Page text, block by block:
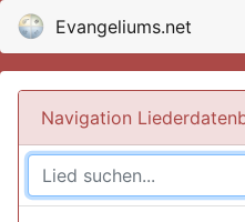
Evangeliums.net
Navigation